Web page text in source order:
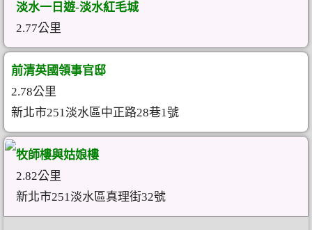
淡水一日遊-淡水紅毛城
2.77公里
前清英國領事官邸
2.78公里
新北市251淡水區中正路28巷1號
牧師樓與姑娘樓
2.82公里
新北市251淡水區真理街32號